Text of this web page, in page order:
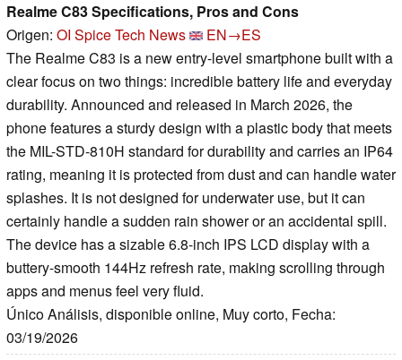
Realme C83 Specifications, Pros and Cons
Origen: OI Spice Tech News
EN→ES
The Realme C83 is a new entry-level smartphone built with a
clear focus on two things: incredible battery life and everyday
durability. Announced and released in March 2026, the
phone features a sturdy design with a plastic body that meets
the MIL-STD-810H standard for durability and carries an IP64
rating, meaning it is protected from dust and can handle water
splashes. It is not designed for underwater use, but it can
certainly handle a sudden rain shower or an accidental spill.
The device has a sizable 6.8-inch IPS LCD display with a
buttery-smooth 144Hz refresh rate, making scrolling through
apps and menus feel very fluid.
Único Análisis, disponible online, Muy corto, Fecha:
03/19/2026